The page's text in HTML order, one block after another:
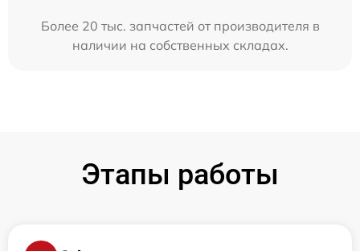
Более 20 тыс. запчастей от производителя в
наличии на собственных складах.
Этапы работы